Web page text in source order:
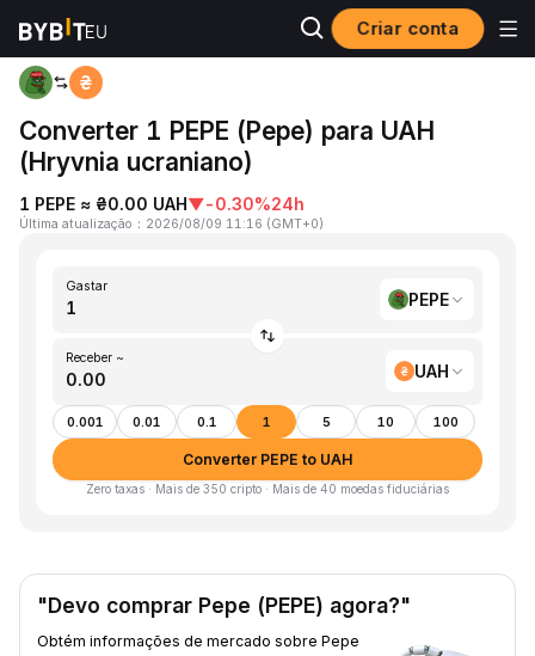
Criar conta
Página inicial
Converter 1 PEPE (Pepe) para UAH
(Hryvnia ucraniano)
1 PEPE ≈ ₴0.00 UAH▼-0.30%24h
Última atualização ： 2026/08/09 11:16 (GMT+0)
Gastar
PEPE
Receber ~
UAH
0.001 0.01 0.1 1 5 10 100
Converter PEPE to UAH
Zero taxas · Mais de 350 cripto · Mais de 40 moedas fiduciárias
"Devo comprar Pepe (PEPE) agora?"
Obtém informações de mercado sobre Pepe